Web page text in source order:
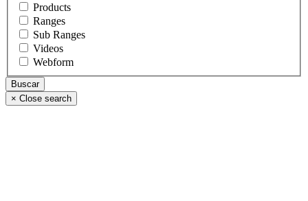
Products
Ranges
Sub Ranges
Videos
Webform
× Close search